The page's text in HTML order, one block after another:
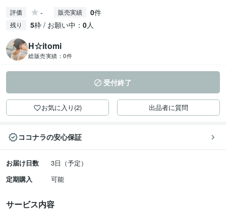
評価 - 販売実績 0件
残り 5枠 / お願い中： 0人
H☆itomi
総販売実績： 0件
受付終了
お気に入り(2) 出品者に質問
ココナラの安心保証
お届け日数
3日（予定）
定期購入
可能
サービス内容